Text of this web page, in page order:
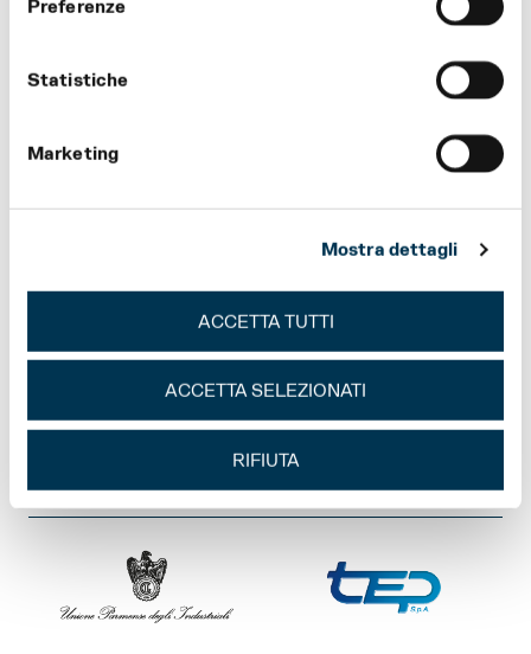
Preferenze
Statistiche
Marketing
Mostra dettagli
ACCETTA TUTTI
ACCETTA SELEZIONATI
RIFIUTA
STAGIONE E FESTIVAL
FESTIVAL VERDI
EDUCATIONAL PARTNER
SPONSOR STAGIONE E
SPONSOR STAGIONE
SPONSOR STAGIONE